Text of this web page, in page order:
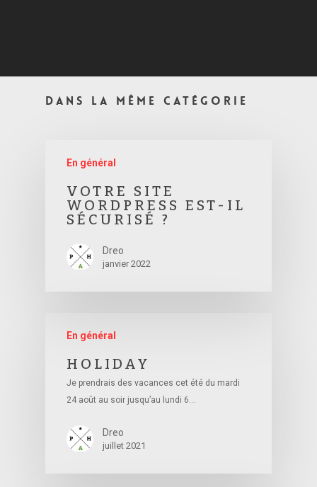
Dans la même catégorie
En général
VOTRE SITE
WORDPRESS EST-IL
SÉCURISÉ ?
Dreo
janvier 2022
En général
HOLIDAY
Je prendrais des vacances cet été du mardi
24 août au soir jusqu’au lundi 6…
Dreo
juillet 2021